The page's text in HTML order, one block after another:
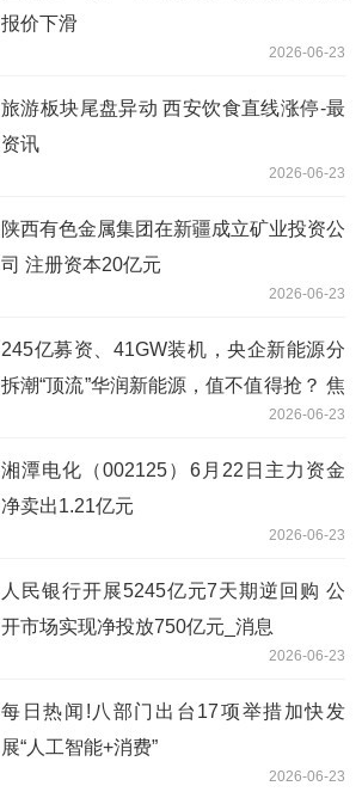
报价下滑
2026-06-23
旅游板块尾盘异动 西安饮食直线涨停-最
资讯
2026-06-23
陕西有色金属集团在新疆成立矿业投资公
司 注册资本20亿元
2026-06-23
245亿募资、41GW装机，央企新能源分
拆潮“顶流”华润新能源，值不值得抢？ 焦
2026-06-23
湘潭电化（002125）6月22日主力资金
净卖出1.21亿元
2026-06-23
人民银行开展5245亿元7天期逆回购 公
开市场实现净投放750亿元_消息
2026-06-23
每日热闻!八部门出台17项举措加快发
展“人工智能+消费”
2026-06-23